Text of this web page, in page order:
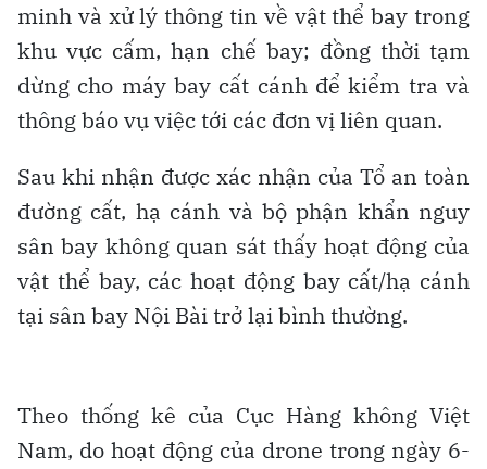
minh và xử lý thông tin về vật thể bay trong
khu vực cấm, hạn chế bay; đồng thời tạm
dừng cho máy bay cất cánh để kiểm tra và
thông báo vụ việc tới các đơn vị liên quan.
Sau khi nhận được xác nhận của Tổ an toàn
đường cất, hạ cánh và bộ phận khẩn nguy
sân bay không quan sát thấy hoạt động của
vật thể bay, các hoạt động bay cất/hạ cánh
tại sân bay Nội Bài trở lại bình thường.
Theo thống kê của Cục Hàng không Việt
Nam, do hoạt động của drone trong ngày 6-